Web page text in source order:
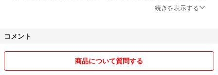
に応じまして「専用商品」を準備させて頂きます。
にてお申し付け下さいませ。
どうぞ宜しくお願い申し上げます。
続きを表示する
コメント
商品について質問する